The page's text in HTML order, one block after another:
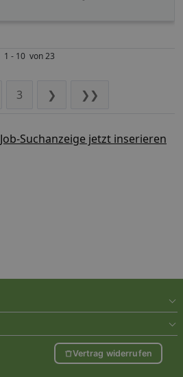
1 - 10 von 23
3 ❯ ❯❯
Job-Suchanzeige jetzt inserieren
Vertrag widerrufen